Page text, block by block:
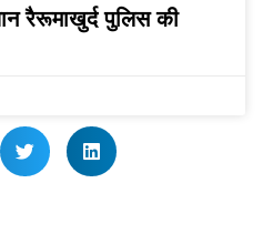
रैरूमाखुर्द पुलिस की